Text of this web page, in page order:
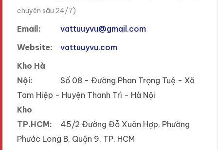
chuyên sâu 24/7)
Email:
vattuuyvu@gmail.com
Website:
vattuuyvu.com
Kho Hà
Nội:
Số 08 - Đường Phan Trọng Tuệ - Xã
Tam Hiệp - Huyện Thanh Trì - Hà Nội
Kho
TP.HCM:
45/2 Đường Đỗ Xuân Hợp, Phường
Phước Long B, Quận 9, TP. HCM